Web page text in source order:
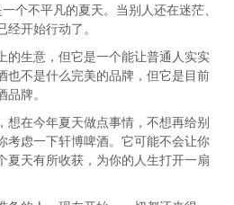
个不平凡的夏天。当别人还在迷茫、
开始行动了。
的生意，但它是一个能让普通人实实
也不是什么完美的品牌，但它是目前
牌。
想在今年夏天做点事情，不想再给别
考虑一下轩博啤酒。它可能不会让你
夏天有所收获，为你的人生打开一扇